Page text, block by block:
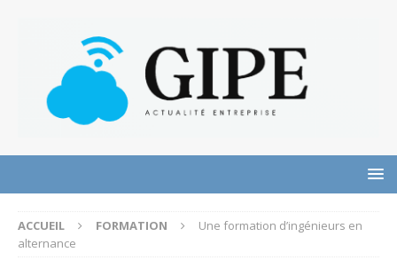
ACCUEIL FORMATION
Une formation d’ingénieurs en
alternance